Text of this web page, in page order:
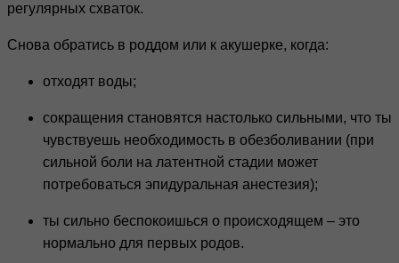
регулярных схваток.
Снова обратись в роддом или к акушерке, когда:
отходят воды;
сокращения становятся настолько сильными, что ты
чувствуешь необходимость в обезболивании (при
сильной боли на латентной стадии может
потребоваться эпидуральная анестезия);
ты сильно беспокоишься о происходящем – это
нормально для первых родов.